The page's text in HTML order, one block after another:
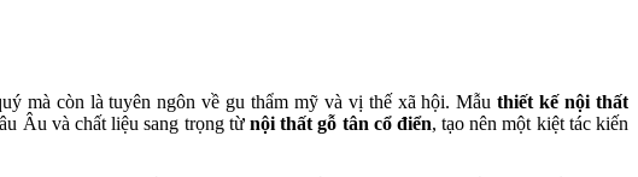
mà còn là tuyên ngôn về gu thẩm mỹ và vị thế xã hội. Mẫuthiết kế nội thất
Âu và chất liệu sang trọng từ nội thất gỗ tân cổ điển, tạo nên một kiệt tác kiến